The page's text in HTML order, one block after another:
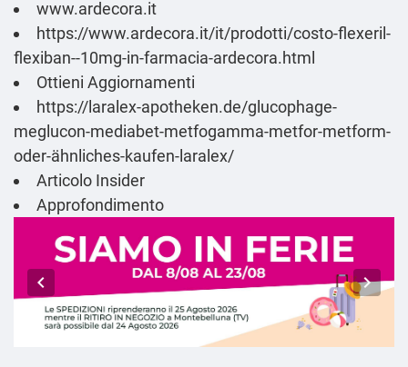
www.ardecora.it
https://www.ardecora.it/it/prodotti/costo-flexeril-
flexiban--10mg-in-farmacia-ardecora.html
Ottieni Aggiornamenti
https://laralex-apotheken.de/glucophage-
meglucon-mediabet-metfogamma-metfor-metform-
oder-ähnliches-kaufen-laralex/
Articolo Insider
Approfondimento